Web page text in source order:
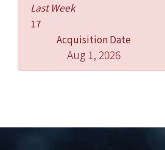
Last Week
17
Acquisition Date
Aug 1, 2026